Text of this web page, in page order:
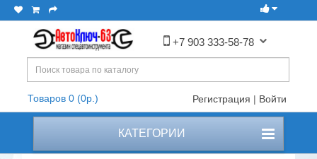
+7 903 333-58-78
Товаров 0 (0р.) Регистрация | Войти
КАТЕГОРИИ